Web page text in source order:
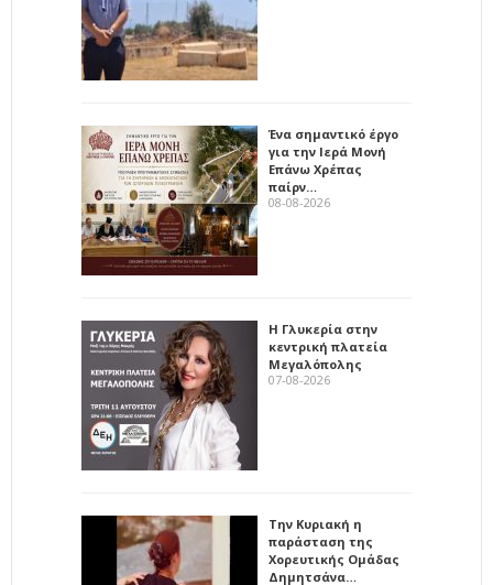
Ένα σημαντικό έργο
για την Ιερά Μονή
Επάνω Χρέπας
παίρν…
08-08-2026
Η Γλυκερία στην
κεντρική πλατεία
Μεγαλόπολης
07-08-2026
Την Κυριακή η
παράσταση της
Χορευτικής Ομάδας
Δημητσάνα…